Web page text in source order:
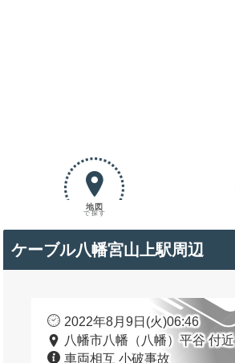
地図
で探す
ケーブル八幡宮山上駅周辺
2022年8月9日(火)06:46
八幡市八幡（八幡）平谷 付近
車両相互 小破事故